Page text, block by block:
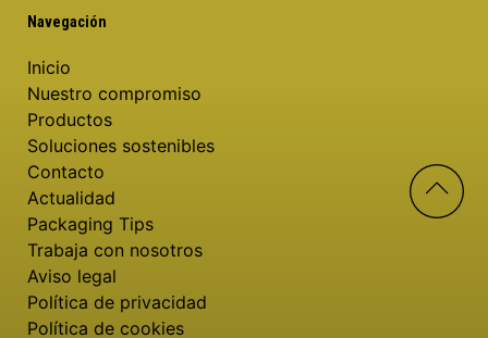
Navegación
Inicio
Nuestro compromiso
Productos
Soluciones sostenibles
Contacto
Actualidad
Packaging Tips
Trabaja con nosotros
Aviso legal
Política de privacidad
Política de cookies